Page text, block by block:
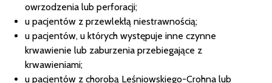
owrzodzenia lub perforacji;
u pacjentów z przewlekłą niestrawnością;
u pacjentów, u których występuje inne czynne
krwawienie lub zaburzenia przebiegające z
krwawieniami;
u pacjentów z chorobą Leśniowskiego-Crohna lub